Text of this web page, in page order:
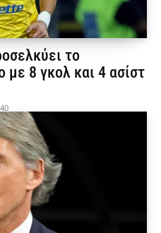
το
με 8 γκολ και 4 ασίστ